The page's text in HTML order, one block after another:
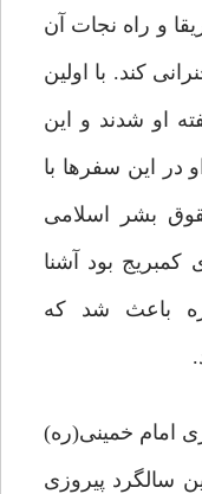
و راه نجات آن
کند. با اولین
او شدند و این
در این سفرها‌ با‌
بشر اسلامی
کمبریج بود آشنا
باعث شد‌ که‌
امام خمینی(ره)
سالگرد پیروزی